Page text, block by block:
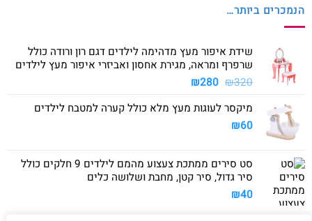
הנמכרים ביותר…
שידת איפור מעץ מדהימה לילדים דגם רון ורודה כולל
שרפרף ומראה, מגירת אחסון ואביזרי איפור מעץ לילדים
₪320
המחיר
היה:
₪280 המחיר
הוא:
מיקסר לעוגות מעץ מלא כולל קערה למטבח לילדים
₪60
סט סירים ממתכת צעצוע מהמם לילדים 9 חלקים כולל
סיר גדול, סיר קטן, מחבת ושלושה כלים
₪40